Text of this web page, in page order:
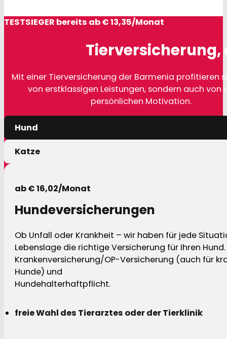
TESTSIEGER bereits ab € 13,35/Monat
Tierversicherung,
Mit einer Tierversicherung der Barmenia profitieren
von erstklassigen Leistungen, sondern auch von
persönlichen Motivation.
Hund
Katze
ab € 16,02/Monat
Hundeversicherungen
Ob Unfall oder Krankheit – wir haben für jede
Lebenslage die richtige Versicherung für Ihren Hund.
Krankenversicherung/OP-Versicherung (auch für
Hunde) und
Hundehalterhaftpflicht.
freie Wahl des Tierarztes oder der Tierklinik